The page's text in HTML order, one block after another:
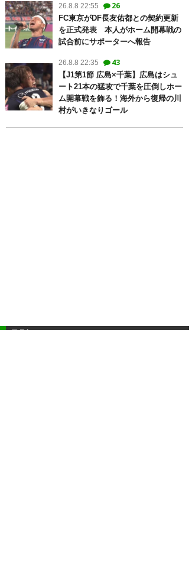
26.8.8 22:55 26
FC東京がDF長友佑都との契約更新
を正式発表 本人がホーム開幕戦の
試合前にサポーターへ報告
26.8.8 22:35 43
【J1第1節 広島×千葉】広島はシュ
ート21本の猛攻で千葉を圧倒しホー
ム開幕戦を飾る！海外から復帰の川
村がいきなりゴール